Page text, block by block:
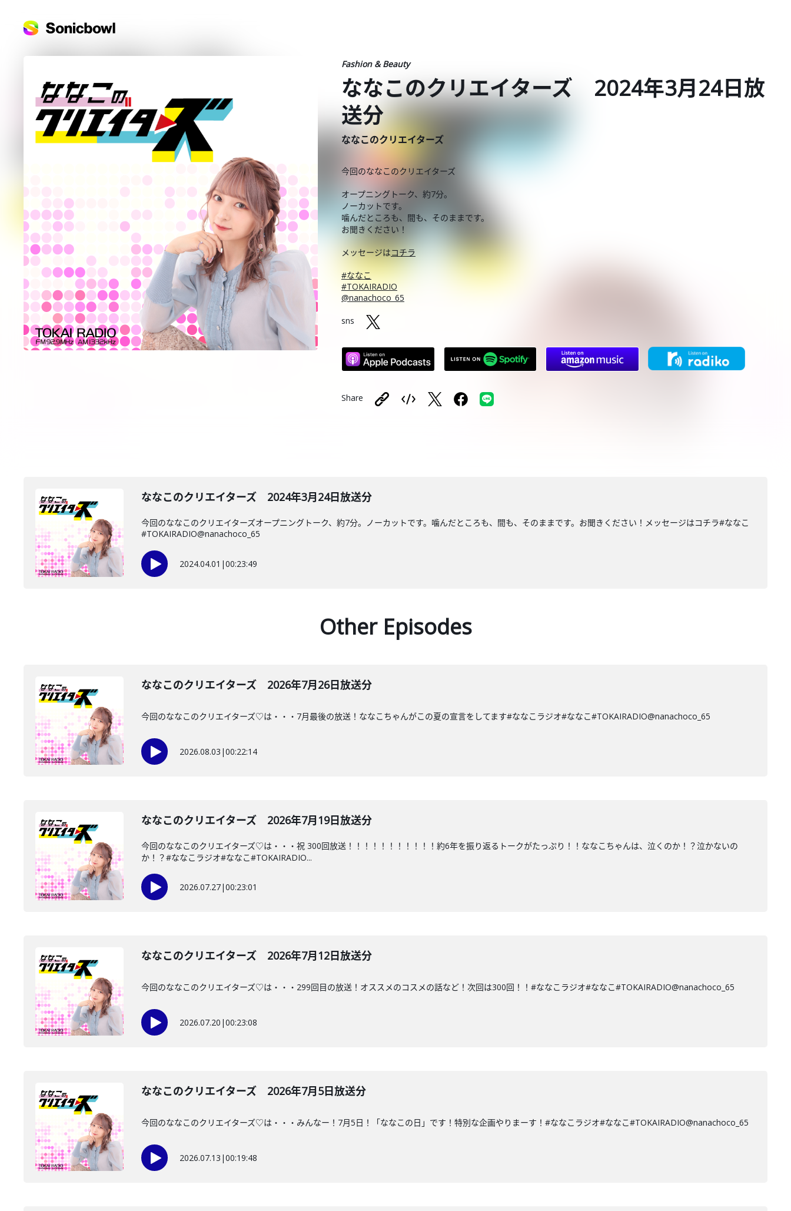
Fashion & Beauty
ななこのクリエイターズ 2024年3月24日放
送分
ななこのクリエイターズ
今回のななこのクリエイターズ
オープニングトーク、約7分。
ノーカットです。
噛んだところも、間も、そのままです。
お聞きください！
メッセージはコチラ
#ななこ
#TOKAIRADIO
@nanachoco_65
sns
Share
ななこのクリエイターズ 2024年3月24日放送分
今回のななこのクリエイターズオープニングトーク、約7分。ノーカットです。噛んだところも、間も、そのままです。お聞きください！メッセージはコチラ#ななこ
#TOKAIRADIO@nanachoco_65
2024.04.01 |00:23:49
Other Episodes
ななこのクリエイターズ 2026年7月26日放送分
今回のななこのクリエイターズ♡は・・・7月最後の放送！ななこちゃんがこの夏の宣言をしてます#ななこラジオ#ななこ#TOKAIRADIO@nanachoco_65
2026.08.03 |00:22:14
ななこのクリエイターズ 2026年7月19日放送分
今回のななこのクリエイターズ♡は・・・祝 300回放送！！！！！！！！！！！約6年を振り返るトークがたっぷり！！ななこちゃんは、泣くのか！？泣かないの
か！？#ななこラジオ#ななこ#TOKAIRADIO...
2026.07.27|00:23:01
ななこのクリエイターズ 2026年7月12日放送分
今回のななこのクリエイターズ♡は・・・299回目の放送！オススメのコスメの話など！次回は300回！！#ななこラジオ#ななこ#TOKAIRADIO@nanachoco_65
2026.07.20 |00:23:08
ななこのクリエイターズ 2026年7月5日放送分
今回のななこのクリエイターズ♡は・・・みんなー！7月5日！「ななこの日」です！特別な企画やりまーす！#ななこラジオ#ななこ#TOKAIRADIO@nanachoco_65
2026.07.13 |00:19:48